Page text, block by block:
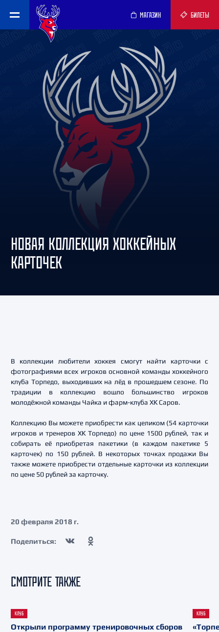
МАГАЗИН БИЛЕТЫ
НОВАЯ КОЛЛЕКЦИЯ ХОККЕЙНЫХ
КАРТОЧЕК
В коллекции любители хоккея смогут найти карточки с
фотографиями всех игроков основной команды хоккейного
клуба Торпедо, выходивших на лёд в прошедшем сезоне. По
традиции в коллекцию вошло большинство игроков
молодёжной команды Чайка и фарм-клуба ХК Саров.
Коллекцию Вы можете приобрести как целиком (54 карточки
игроков и тренеров ХК Торпедо) по цене 1500 рублей, так и
собирать её приобретая пакетики (в каждом пакетике 5
карточек) по 150 рублей. В некоторых точках продажи Вы
также можете приобрести отдельные карточки из коллекции
по цене 50 рублей за карточку.
20 февраля 2018 г.
Поделиться:
СМОТРИТЕ ТАКЖЕ
КЛУБ
Открыли программу тренировочных сборов
КЛУБ